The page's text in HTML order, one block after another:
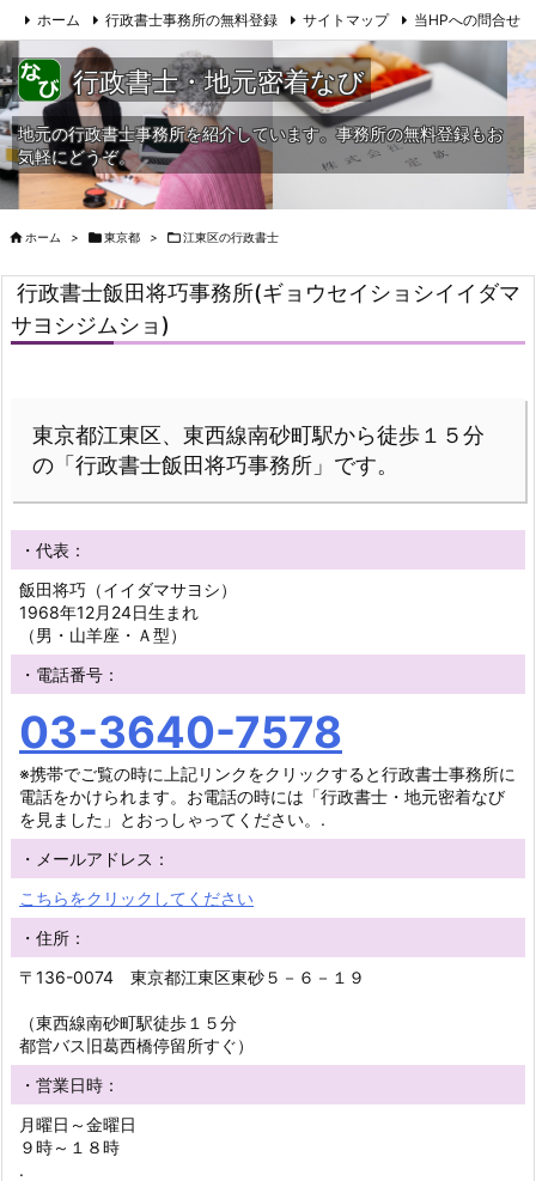
ホーム 行政書士事務所の無料登録 サイトマップ 当HPへの問合せ
行政書士・地元密着なび
地元の行政書士事務所を紹介しています。事務所の無料登録もお
気軽にどうぞ。
 ホーム > 東京都 > 江東区の行政書士
行政書士飯田将巧事務所(ギョウセイショシイイダマ
サヨシジムショ)
東京都江東区、東西線南砂町駅から徒歩１５分
の「行政書士飯田将巧事務所」です。
・代表：
飯田将巧（イイダマサヨシ）
1968年12月24日生まれ
（男・山羊座・Ａ型）
・電話番号：
03-3640-7578
※携帯でご覧の時に上記リンクをクリックすると行政書士事務所に
電話をかけられます。お電話の時には「行政書士・地元密着なび
を見ました」とおっしゃってください。.
・メールアドレス：
こちらをクリックしてください
・住所：
〒136-0074 東京都江東区東砂５－６－１９
（東西線南砂町駅徒歩１５分
都営バス旧葛西橋停留所すぐ）
・営業日時：
月曜日～金曜日
９時～１８時
.